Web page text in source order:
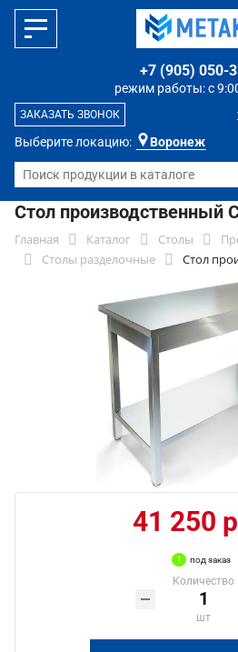
Выберите локацию: Воронеж
режим работы: с
+7 (905) 050-
ЗАКАЗАТЬ ЗВОНОК
Стол производственный
Главная Каталог Столы
Столы разделочные
Стол
41 250
под заказ
Количество
шт